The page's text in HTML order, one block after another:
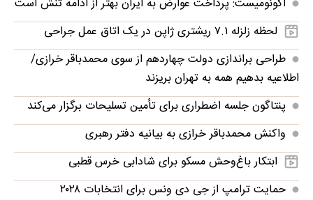
لحظه زلزله ۷.۱ ریشتری ژاپن در یک اتاق عمل جراحی
طراحی براندازی دولت چهاردهم از سوی محمدباقر خرازی/
اطلاعیه بدهیم همه به تهران بریزند
پنتاگون جلسه اضطراری برای تأمین تسلیحات برگزار می‌کند
واکنش محمدباقر خرازی به بیانیه دفتر رهبری
ابتکار باغ‌وحش مسکو برای شادابی خرس قطبی
حمایت ترامپ از جی دی ونس برای انتخابات ۲۰۲۸